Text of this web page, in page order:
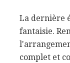
La dernière
fantaisie.
complet et